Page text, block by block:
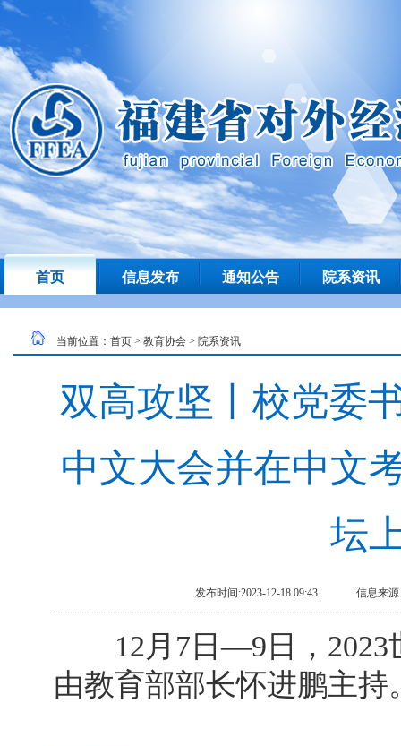
首页 信息发布 通知公告 院系资讯
当前位置： 首页 > 教育协会 > 院系资讯
双高攻坚丨校党委
中文大会并在中文
坛
发布时间:2023-12-18 09:43 信息来
12月7日—9日，2023
由教育部部长怀进鹏主持